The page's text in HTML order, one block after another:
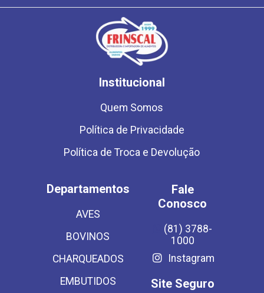
Institucional
Quem Somos
Política de Privacidade
Política de Troca e Devolução
Departamentos
AVES
BOVINOS
CHARQUEADOS
EMBUTIDOS
Fale
Conosco
(81) 3788-
1000
Instagram
Site Seguro